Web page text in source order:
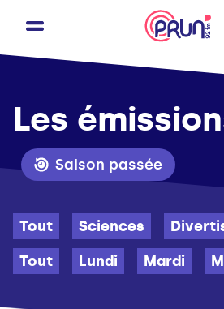
Les
Saison passée
Tout Sciences
Tout
Lundi Mardi